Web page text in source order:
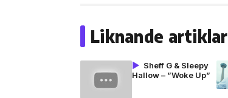
Liknande artiklar
Sheff G & Sleepy
Hallow – ”Woke Up”